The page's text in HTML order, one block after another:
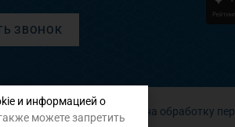
ЗВОНОК
Согласие на обработку
и информацией о
можете запретить